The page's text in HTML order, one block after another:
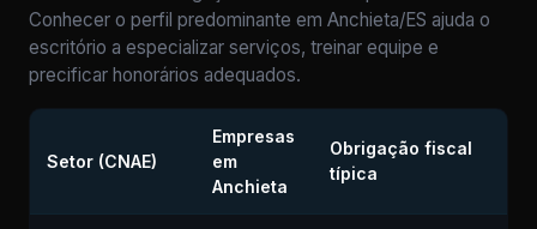
Conhecer o perfil predominante em Anchieta/ES ajuda o
escritório a especializar serviços, treinar equipe e
precificar honorários adequados.
Setor (CNAE)
Empresas
em
Anchieta
Obrigação fiscal
típica